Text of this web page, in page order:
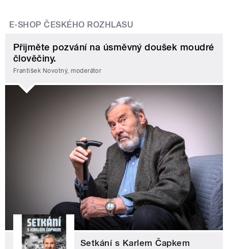
E-SHOP ČESKÉHO ROZHLASU
Přijměte pozvání na úsměvný doušek moudré
člověčiny.
František Novotný, moderátor
Setkání s Karlem Čapkem